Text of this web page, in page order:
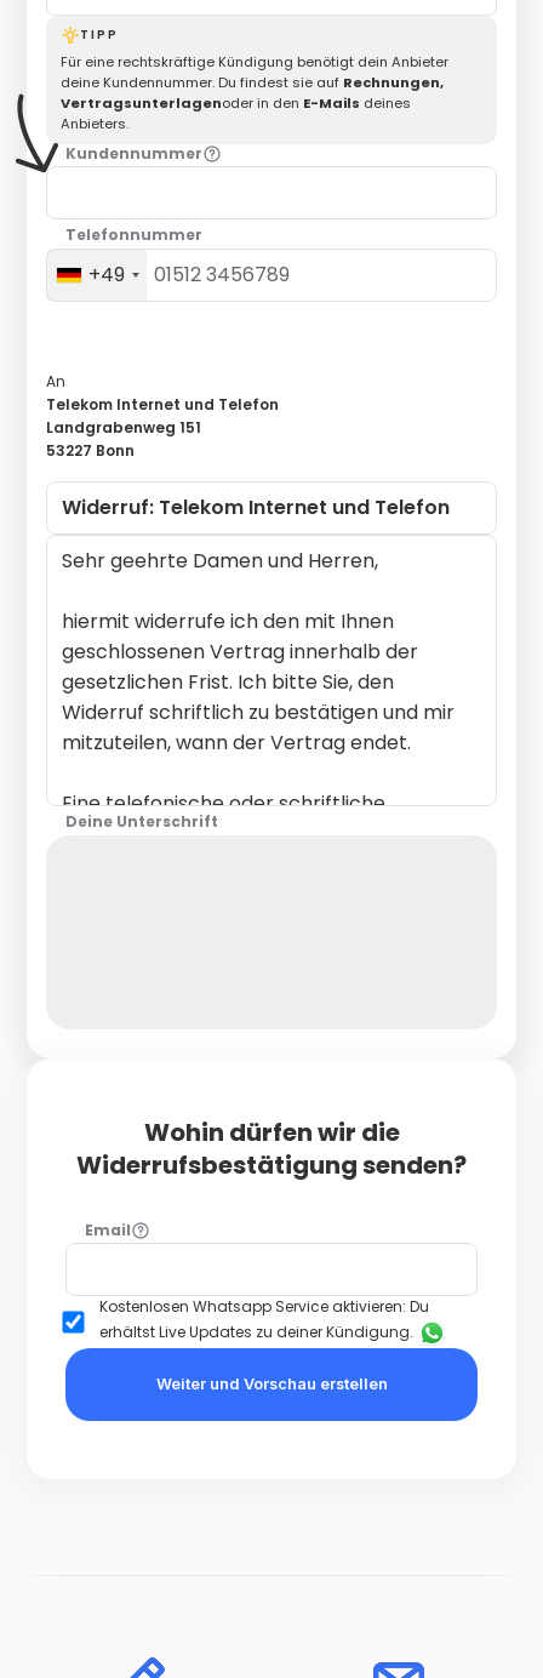
An
Telekom Internet und Telefon
Landgrabenweg 151
53227 Bonn
TIPP
Für eine rechtskräftige Kündigung benötigt dein Anbieter
deine Kundennummer. Du findest sie auf Rechnungen,
Vertragsunterlagenoder in den E-Mails deines
Anbieters.
Kundennummer
Telefonnummer
+49
Deine Unterschrift
Wohin dürfen wir die
Widerrufsbestätigung senden?
Email
Kostenlosen Whatsapp Service aktivieren: Du
erhältst Live Updates zu deiner Kündigung.
Weiter und Vorschau erstellen